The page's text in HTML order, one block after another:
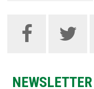
NEWSLETTER